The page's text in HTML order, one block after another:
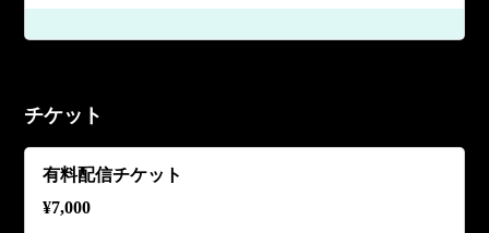
チケット
有料配信チケット
¥7,000